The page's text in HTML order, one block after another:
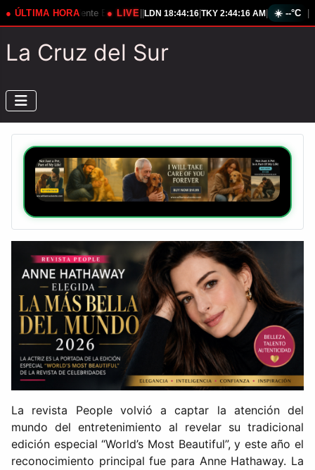
● ÚLTIMA HORA
Estadounidense Rusia Eleva Tensión Ante Nuevo Misil
● LIVE LDN 18:44:18 TKY 2:44:18 AM ☀️ --°C
La Cruz del Sur
La revista People volvió a captar la atención del
mundo del entretenimiento al revelar su tradicional
edición especial “World’s Most Beautiful”, y este año el
reconocimiento principal fue para Anne Hathaway. La